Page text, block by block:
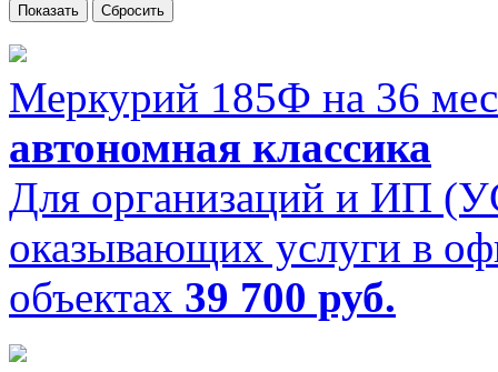
Меркурий 185Ф на 36
автономная классика
Для организаций и ИП
оказывающих услуги в
объектах 39 700 руб.